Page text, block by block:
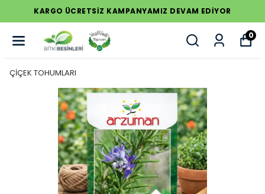
KARGO ÜCRETSİZ KAMPANYAMIZ DEVAM EDİYOR
0
ÇİÇEK TOHUMLARI